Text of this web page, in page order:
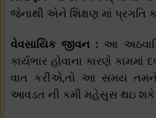
જેનાથી એને શિક્ષણ માં પ્રગતિ
વેવસાયિક જીવન : આ
કાર્યભાર હોવાના કારણે
વાત કરીએ,તો આ સમય તમને
આવડત ની કમી મહેસુસ થઇ શકે